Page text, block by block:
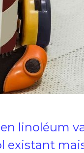
en linoléum
existant